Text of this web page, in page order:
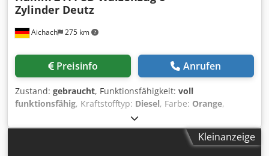
Aichach 275 km
Zylinder Deutz
Preisinfo Anrufen
Zustand: gebraucht, Funktionsfähigkeit: voll
funktionsfähig, Kraftstofftyp: Diesel, Farbe: Orange,
, Baujahr:
Betriebsstunden:5.000 h, Ausstattung:Kabine, Hamm
2411 SD Walzenzug Codpfjzaqmtox Agueha Baujahr 1987
Kleinanzeige